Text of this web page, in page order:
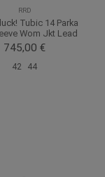
RRD
Tubic 14 Parka
Wom Jkt Lead
745,00 €
42 44